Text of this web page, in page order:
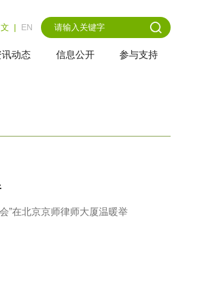
| EN
讯动态 信息公开 参与支持
在北京京师律师大厦温暖举